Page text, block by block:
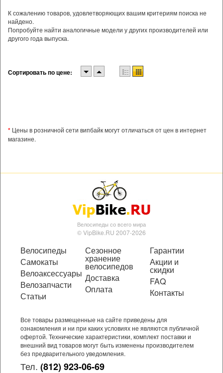
К сожалению товаров, удовлетворяющих вашим критериям поиска не
найдено.
Попробуйте найти аналогичные модели у других производителей или
другого года выпуска.
Сортировать по цене:
* Цены в розничной сети випбайк могут отличаться от цен в интернет
магазине.
Велосипеды со всего мира
© VipBike.RU 2007-2026
Велосипеды
Самокаты
Велоаксессуары
Велозапчасти
Статьи
Сезонное
хранение
велосипедов
Доставка
Оплата
Гарантии
Акции и
скидки
FAQ
Контакты
Все товары размещенные на сайте приведены для
ознакомления и ни при каких условиях не являются публичной
офертой. Технические характеристики, комплект поставки и
внешний вид товаров могут быть изменены производителем
без предварительного уведомления.
Тел. (812) 923-06-69